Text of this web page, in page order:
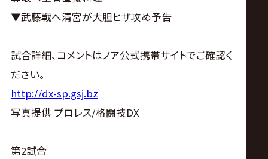
式
サ
イ
ト
▼武藤戦へ清宮が大胆ヒザ攻め予告
試合詳細、コメントはノア公式携帯サイトでご確認く
ださい。
http://dx-sp.gsj.bz
写真提供 プロレス/格闘技DX
第2試合